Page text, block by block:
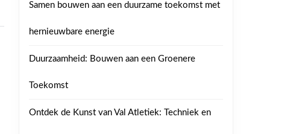
Samen bouwen aan een duurzame toekomst met
hernieuwbare energie
Duurzaamheid: Bouwen aan een Groenere
Toekomst
Ontdek de Kunst van Val Atletiek: Techniek en